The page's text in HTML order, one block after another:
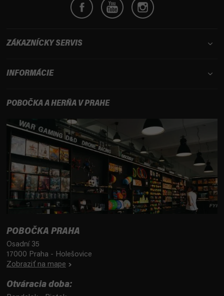
ZÁKAZNÍCKY SERVIS
INFORMÁCIE
POBOČKA A HERŇA V PRAHE
POBOČKA PRAHA
Osadní 35
17000 Praha - Holešovice
Zobraziť na mape
Otváracia doba: